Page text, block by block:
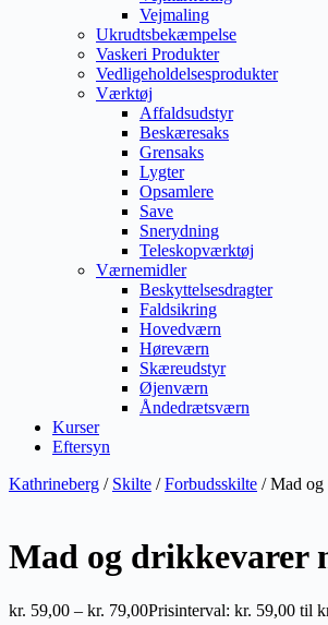
Vejmaling
Ukrudtsbekæmpelse
Vaskeri Produkter
Vedligeholdelsesprodukter
Værktøj
Affaldsudstyr
Beskæresaks
Grensaks
Lygter
Opsamlere
Save
Snerydning
Teleskopværktøj
Værnemidler
Beskyttelsesdragter
Faldsikring
Hovedværn
Høreværn
Skæreudstyr
Øjenværn
Åndedrætsværn
Kurser
Eftersyn
Kathrineberg / Skilte /Forbudsskilte / Mad og
Mad og drikkevarer
kr. 59,00 – kr. 79,00Prisinterval: kr. 59,00 til